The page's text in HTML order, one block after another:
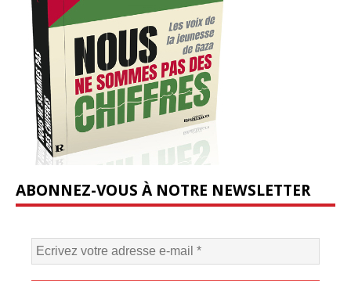
ABONNEZ-VOUS À NOTRE NEWSLETTER